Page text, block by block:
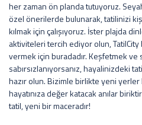
her zaman ön planda tutuyoruz.
özel önerilerde bulunarak, tatilinizi
kılmak için çalışıyoruz. İster plajda
aktiviteleri tercih ediyor olun, TatilCity
vermek için buradadır. Keşfetmek ve
sabırsızlanıyorsanız, hayalinizdeki
hazır olun. Bizimle birlikte yeni yerler
hayatınıza değer katacak anılar
tatil, yeni bir maceradır!